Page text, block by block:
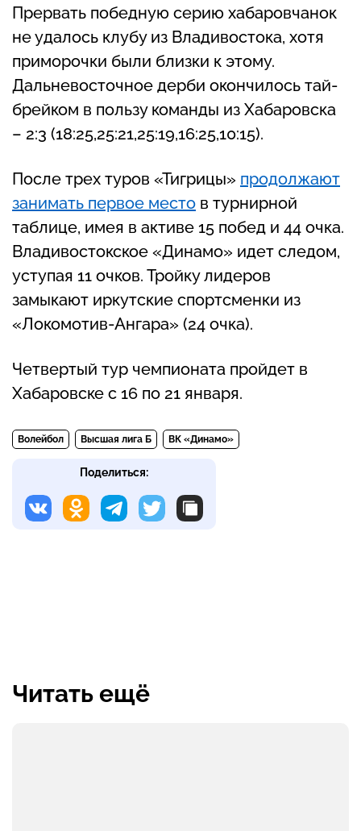
Прервать победную серию хабаровчанок
не удалось клубу из Владивостока, хотя
приморочки были близки к этому.
Дальневосточное дерби окончилось тай-
брейком в пользу команды из Хабаровска
– 2:3 (18:25,25:21,25:19,16:25,10:15).
После трех туров «Тигрицы» продолжают
занимать первое место в турнирной
таблице, имея в активе 15 побед и 44 очка.
Владивостокское «Динамо» идет следом,
уступая 11 очков. Тройку лидеров
замыкают иркутские спортсменки из
«Локомотив-Ангара» (24 очка).
Четвертый тур чемпионата пройдет в
Хабаровске с 16 по 21 января.
Волейбол Высшая лига Б ВК «Динамо»
Поделиться:
Читать ещё